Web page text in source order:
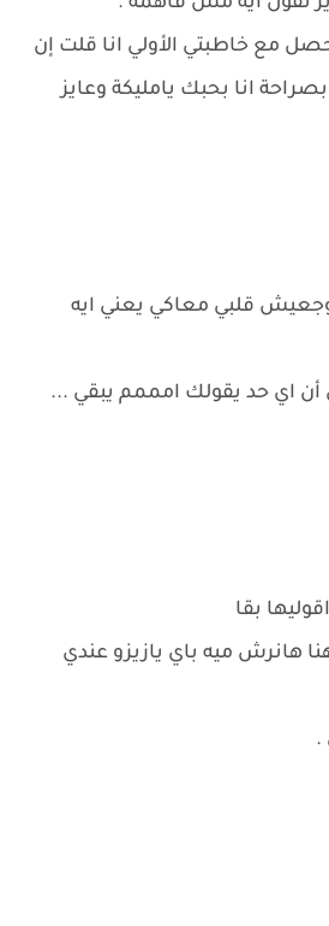
مع خاطبتي الأولي انا قلت إن
انا بحبك يامليكة وعايز
قلبي معاكي يعني ايه
اي حد يقولك امممم يبقي ...
بقا
هانرش ميه باي يازيزو عندي
.